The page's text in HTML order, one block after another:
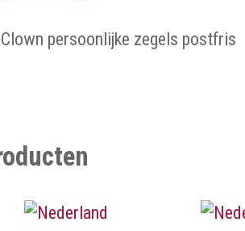
persoonlijke zegels postfris